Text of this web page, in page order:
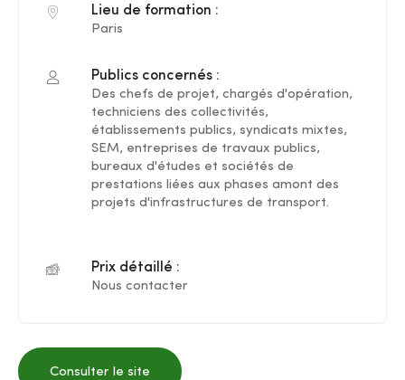
Lieu de formation :
Paris
Publics concernés :
Des chefs de projet, chargés d'opération,
techniciens des collectivités,
établissements publics, syndicats mixtes,
SEM, entreprises de travaux publics,
bureaux d'études et sociétés de
prestations liées aux phases amont des
projets d'infrastructures de transport.
Prix détaillé :
Nous contacter
Consulter le site